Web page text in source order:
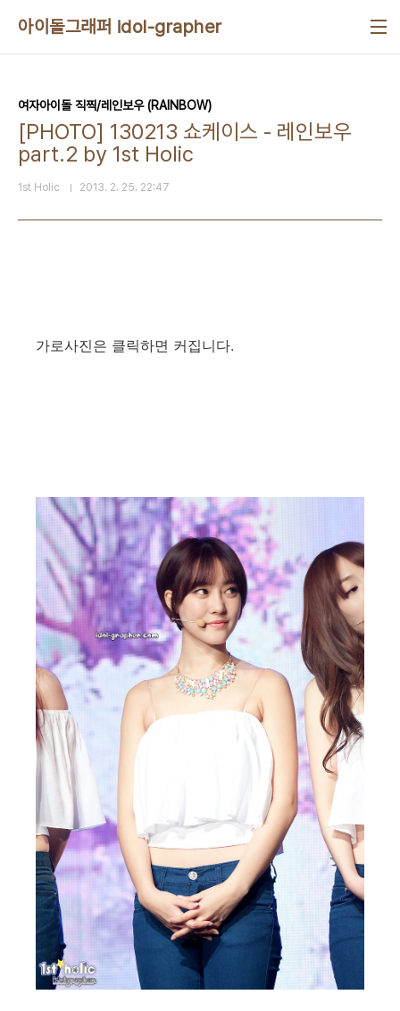
아이돌그래퍼 idol-grapher
여자아이돌 직찍/레인보우 (RAINBOW)
[PHOTO] 130213 쇼케이스 - 레인보우
part.2 by 1st Holic
1st Holic 2013. 2. 25. 22:47
가로사진은 클릭하면 커집니다.